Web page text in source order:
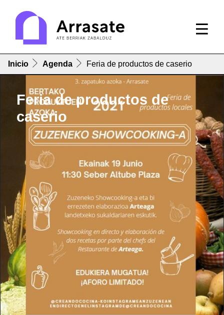
Inicio Agenda Feria de productos de caserio
Feria de productos de
caserio